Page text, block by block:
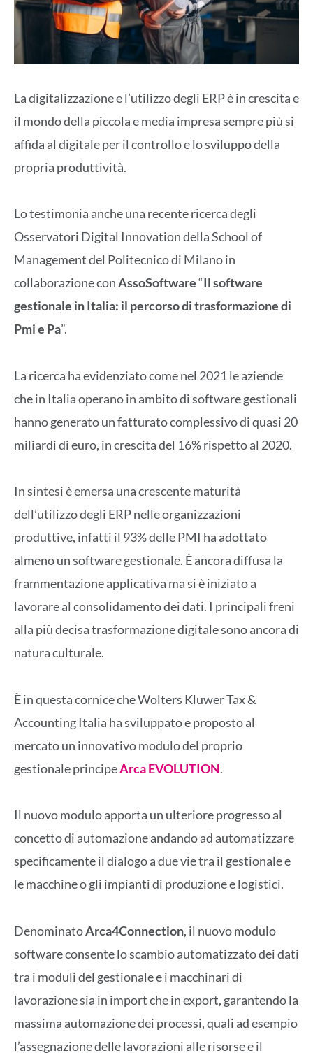
La digitalizzazione e l’utilizzo degli ERP è in crescita e
il mondo della piccola e media impresa sempre più si
affida al digitale per il controllo e lo sviluppo della
propria produttività.
Lo testimonia anche una recente ricerca degli
Osservatori Digital Innovation della School of
Management del Politecnico di Milano in
collaborazione conAssoSoftware“Il software
gestionale in Italia: il percorso di trasformazione di
Pmi e Pa”.
La ricerca ha evidenziato come nel 2021 le aziende
che in Italia operano in ambito di software gestionali
hanno generato un fatturato complessivo di quasi 20
miliardi di euro, in crescita del 16% rispetto al 2020.
In sintesi è emersa una crescente maturità
dell’utilizzo degli ERP nelle organizzazioni
produttive, infatti il 93% delle PMI ha adottato
almeno un software gestionale. È ancora diffusa la
frammentazione applicativa ma si è iniziato a
lavorare al consolidamento dei dati. I principali freni
alla più decisa trasformazione digitale sono ancora di
natura culturale.
È in questa cornice che Wolters Kluwer Tax &
Accounting Italia ha sviluppato e proposto al
mercato un innovativo modulo del proprio
gestionale principeArca EVOLUTION.
Il nuovo modulo apporta un ulteriore progresso al
concetto di automazione andando ad automatizzare
specificamente il dialogo a due vie tra il gestionale e
le macchine o gli impianti di produzione e logistici.
DenominatoArca4Connection, il nuovo modulo
software consente lo scambio automatizzato dei dati
tra i moduli del gestionale e i macchinari di
lavorazione sia in import che in export, garantendo la
massima automazione dei processi, quali ad esempio
l’assegnazione delle lavorazioni alle risorse e il